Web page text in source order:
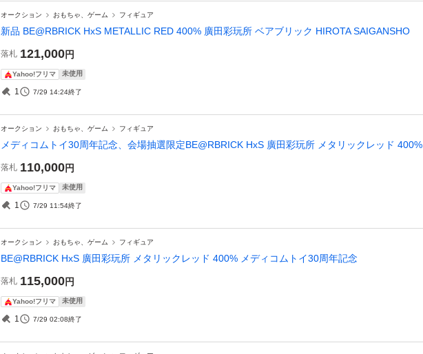
オークション おもちゃ、ゲーム フィギュア
新品 BE@RBRICK HxS METALLIC RED 400% 廣田彩玩所 ベアブリック HIROTA SAIGANSHO
落札 121,000円
Yahoo!フリマ 未使用
1 7/29 14:24終了
オークション おもちゃ、ゲーム フィギュア
メディコムトイ30周年記念、会場抽選限定BE@RBRICK HxS 廣田彩玩所 メタリックレッド 400%
落札 110,000円
Yahoo!フリマ 未使用
1 7/29 11:54終了
オークション おもちゃ、ゲーム フィギュア
BE@RBRICK HxS 廣田彩玩所 メタリックレッド 400% メディコムトイ30周年記念
落札 115,000円
Yahoo!フリマ 未使用
1 7/29 02:08終了